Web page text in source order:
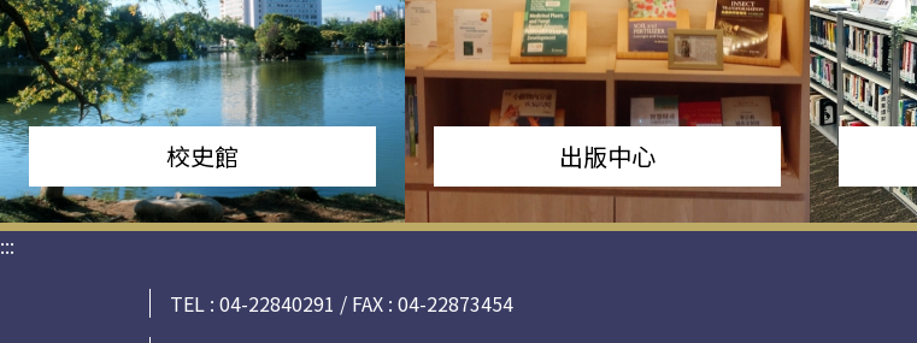
校史館 出版中心
:::
TEL : 04-22840291 / FAX : 04-22873454